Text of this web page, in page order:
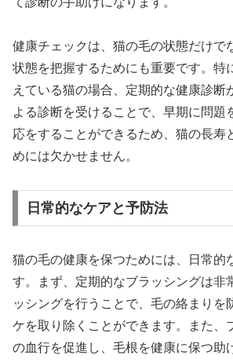
健康チェックは、猫の毛の状態だけで
状態を把握するためにも重要です。特
えている猫の場合、定期的な健康診断
よる診断を受けることで、早期に問題
応をすることができるため、猫の長寿
めには欠かせません。
日常的なケアと予防法
猫の毛の健康を保つためには、日常的
す。まず、定期的なブラッシングは非
ッシングを行うことで、毛の絡まりを
ケを取り除くことができます。また、
の血行を促進し、毛根を健康に保つ助